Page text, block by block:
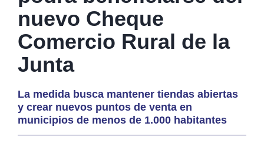
nuevo Cheque
Comercio Rural de la
Junta
La medida busca mantener tiendas abiertas
y crear nuevos puntos de venta en
municipios de menos de 1.000 habitantes